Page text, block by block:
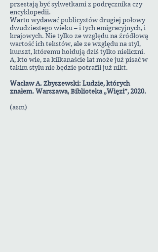
przestają być sylwetkami z podręcznika czy
encyklopedii.
Warto wydawać publicystów drugiej połowy
dwudziestego wieku – i tych emigracyjnych, i
krajowych. Nie tylko ze względu na źródłową
wartość ich tekstów, ale ze względu na styl,
kunszt, któremu hołdują dziś tylko nieliczni.
A, kto wie, za kilkanaście lat może już pisać w
takim stylu nie będzie potrafił już nikt.
Wacław A. Zbyszewski: Ludzie, których
znałem. Warszawa, Biblioteka „Więzi”, 2020.
(asm)